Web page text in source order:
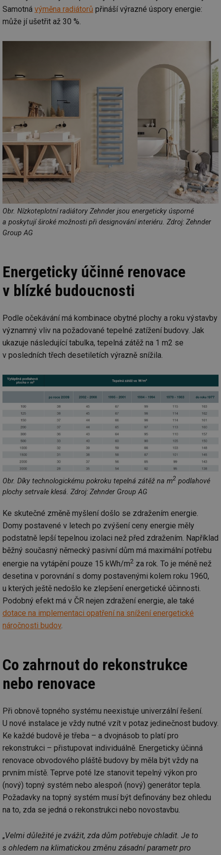
Samotná výměna radiátorů přináší výrazné úspory energie:
může jí ušetřit až 30 %.
Obr. Nízkoteplotní radiátory Zehnder jsou energeticky úsporné
a poskytují široké možnosti při designování interiéru. Zdroj: Zehnder
Group AG
Energeticky účinné renovace
v blízké budoucnosti
Podle očekávání má kombinace obytné plochy a roku výstavby
významný vliv na požadované tepelné zatížení budovy. Jak
ukazuje následující tabulka, tepelná zátěž na 1 m2 se
v posledních třech desetiletích výrazně snížila.
Obr. Díky technologickému pokroku tepelná zátěž na m2 podlahové
plochy setrvale klesá. Zdroj: Zehnder Group AG
Ke skutečné změně myšlení došlo se zdražením energie.
Domy postavené v letech po zvýšení ceny energie měly
podstatně lepší tepelnou izolaci než před zdražením. Například
běžný současný německý pasivní dům má maximální potřebu
energie na vytápění pouze 15 kWh/m2 za rok. To je méně než
desetina v porovnání s domy postavenými kolem roku 1960,
u kterých ještě nedošlo ke zlepšení energetické účinnosti.
Podobný efekt má v ČR nejen zdražení energie, ale také
dotace na implementaci opatření na snížení energetické
náročnosti budov.
Co zahrnout do rekonstrukce
nebo renovace
Při obnově topného systému neexistuje univerzální řešení.
U nové instalace je vždy nutné vzít v potaz jedinečnost budovy.
Ke každé budově je třeba – a dvojnásob to platí pro
rekonstrukci – přistupovat individuálně. Energeticky účinná
renovace obvodového pláště budovy by měla být vždy na
prvním místě. Teprve poté lze stanovit tepelný výkon pro
(nový) topný systém nebo alespoň (nový) generátor tepla.
Požadavky na topný systém musí být definovány bez ohledu
na to, zda se jedná o rekonstrukci nebo novostavbu.
„Velmi důležité je zvážit, zda dům potřebuje chladit. Je to
s ohledem na klimatickou změnu zásadní parametr pro